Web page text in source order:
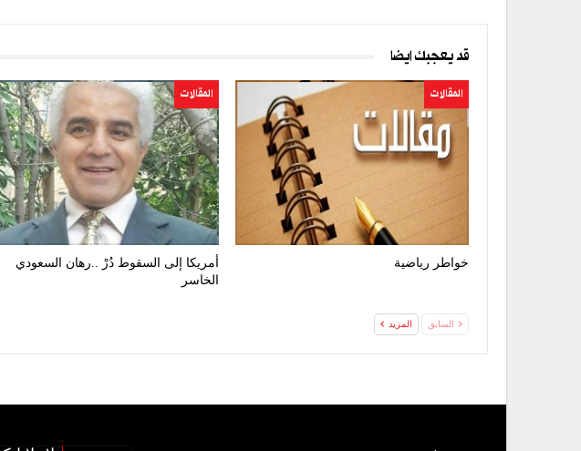
قد يعجبك ايضا
المقالات
خواطر رياضية
المقالات
أمريكا إلى السقوط دُرْ ..رهان السعودي
الخاسر
السابق المزيد